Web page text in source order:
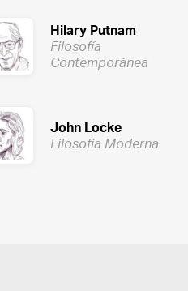
Hilary Putnam
Filosofía
Contemporánea
John Locke
Filosofía Moderna